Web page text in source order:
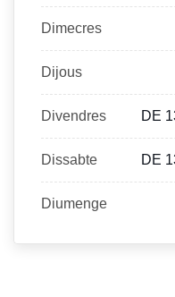
Dimecres
Dijous
Divendres DE
Dissabte DE
Diumenge